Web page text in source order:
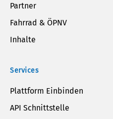
Partner
Fahrrad & ÖPNV
Inhalte
Services
Plattform Einbinden
API Schnittstelle